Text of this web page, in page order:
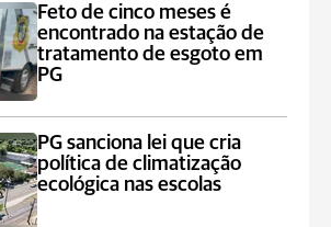
Feto de cinco meses é
encontrado na estação de
tratamento de esgoto em
PG
PG sanciona lei que cria
política de climatização
ecológica nas escolas